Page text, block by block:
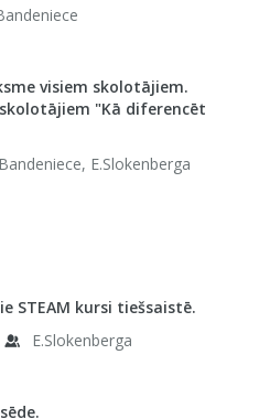
visiem skolotājiem.
"Kā diferencēt
E.Slokenberga
STEAM kursi tiešsaistē.
E.Slokenberga